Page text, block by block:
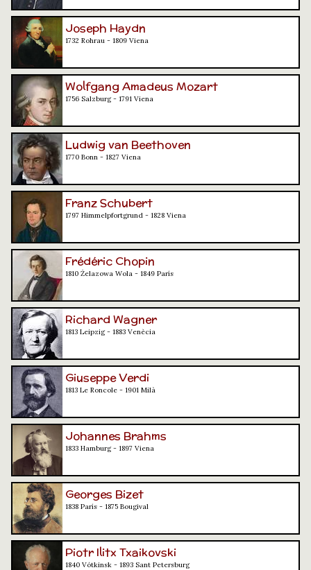
Joseph Haydn
1732 Rohrau - 1809 Viena
Wolfgang Amadeus Mozart
1756 Salzburg - 1791 Viena
Ludwig van Beethoven
1770 Bonn - 1827 Viena
Franz Schubert
1797 Himmelpfortgrund - 1828 Viena
Frédéric Chopin
1810 Żelazowa Wola - 1849 París
Richard Wagner
1813 Leipzig - 1883 Venècia
Giuseppe Verdi
1813 Le Roncole - 1901 Milà
Johannes Brahms
1833 Hamburg - 1897 Viena
Georges Bizet
1838 París - 1875 Bougival
Piotr Ilitx Txaikovski
1840 Vótkinsk - 1893 Sant Petersburg